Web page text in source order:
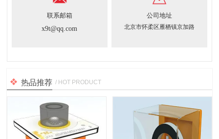
联系邮箱
x9t@qq.com
公司地址
北京市怀柔区雁栖镇京加路
热品推荐 / HOT PRODUCT